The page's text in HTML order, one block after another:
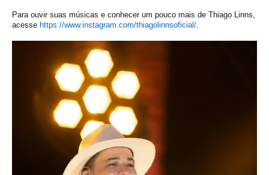
Para ouvir suas músicas e conhecer um pouco mais de Thiago Linns,
acesse https://www.instagram.com/thiagolinnsoficial/.